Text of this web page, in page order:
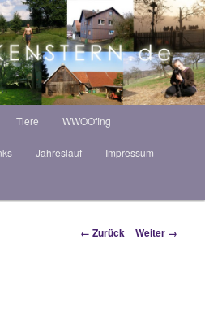
HOF
Tiere WWOOfing
Jahreslauf Impressum
Bilder-
← Zurück Weiter →